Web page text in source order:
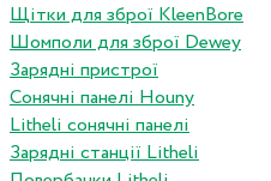
Щітки для зброї KleenBore
Шомполи для зброї Dewey
Зарядні пристрої
Сонячні панелі Houny
Litheli сонячні панелі
Зарядні станції Litheli